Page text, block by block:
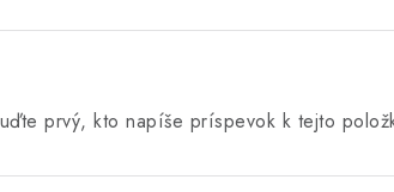
prvý, kto napíše príspevok k tejto